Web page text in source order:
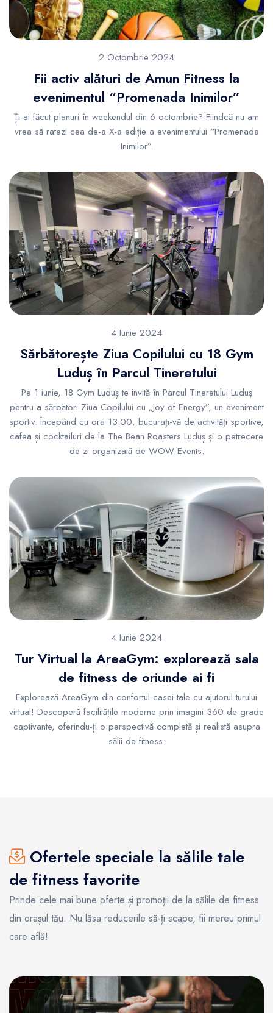
2 Octombrie 2024
Fii activ alături de Amun Fitness la
evenimentul “Promenada Inimilor”
Ți-ai făcut planuri în weekendul din 6 octombrie? Fiindcă nu am
vrea să ratezi cea de-a X-a ediție a evenimentului “Promenada
Inimilor”.
4 Iunie 2024
Sărbătorește Ziua Copilului cu 18 Gym
Luduș în Parcul Tineretului
Pe 1 iunie, 18 Gym Luduș te invită în Parcul Tineretului Luduș
pentru a sărbători Ziua Copilului cu „Joy of Energy”, un eveniment
sportiv. Începând cu ora 13:00, bucurați-vă de activități sportive,
cafea și cocktailuri de la The Bean Roasters Luduș și o petrecere
de zi organizată de WOW Events.
4 Iunie 2024
Tur Virtual la AreaGym: explorează sala
de fitness de oriunde ai fi
Explorează AreaGym din confortul casei tale cu ajutorul turului
virtual! Descoperă facilitățile moderne prin imagini 360 de grade
captivante, oferindu-ți o perspectivă completă și realistă asupra
sălii de fitness.
Ofertele speciale la sălile tale
de fitness favorite
Prinde cele mai bune oferte și promoții de la sălile de fitness
din orașul tău. Nu lăsa reducerile să-ți scape, fii mereu primul
care află!